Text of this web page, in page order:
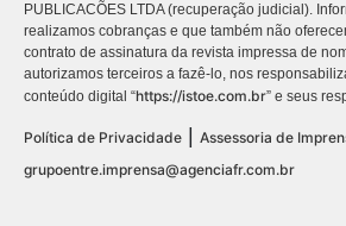
PUBLICACÕES LTDA (recuperação judicial).
realizamos cobranças e que também não
contrato de assinatura da revista impressa de
autorizamos terceiros a fazê-lo, nos
conteúdo digital “https://istoe.com.br” e seus
Política de Privacidade
Assessoria de
grupoentre.imprensa@agenciafr.com.br